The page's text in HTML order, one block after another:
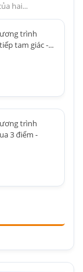
hai...
trình
tam giác -...
trình
3 điểm -